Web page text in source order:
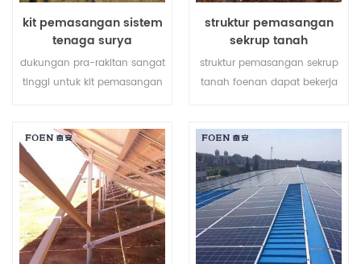
kit pemasangan sistem
tenaga surya
dukungan pra-rakitan sangat
tinggi untuk kit pemasangan
biaya tenaga kerja Anda dan
mempersingkat waktu
pemasangan.
struktur pemasangan
sekrup tanah
struktur pemasangan sekrup
tanah foenan dapat bekerja
pada kondisi tanah yang
berbeda.